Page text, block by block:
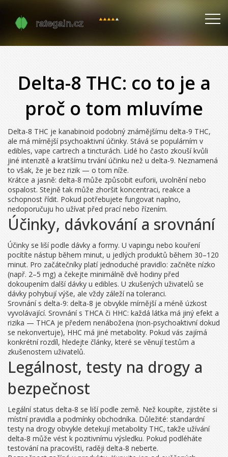
Delta-8 THC: co to je a
proč o tom mluvíme
Delta-8 THC je kanabinoid podobný známějšímu delta-9 THC,
ale má mírnější psychoaktivní účinky. Stává se populárním v
edibles, vape cartrech a tincturách. Lidé ho často zkouší kvůli
jiné intenzitě a kratšímu trvání účinku než u delta-9. Neznamená
to však, že je bez rizik — o tom níže.
Krátce a jasně: delta-8 může způsobit euforii, uvolnění nebo
ospalost. Stejně tak může zhoršit koncentraci, reakce a
schopnost řídit. Pokud potřebujete fungovat naplno,
nedoporučuju ho užívat před prací nebo řízením.
Účinky, dávkování a srovnání
Účinky se liší podle dávky a formy. U vapingu nebo kouření
pocítíte nástup během minut, u jedlých produktů během 30–120
minut. Pro začátečníky platí jednoduché pravidlo: začněte nízko
(např. 2–5 mg) a čekejte minimálně dvě hodiny před
dokoupením další dávky u edibles. U zkušených uživatelů se
dávky pohybují výše, ale vždy záleží na toleranci.
Srovnání s delta-9: delta-8 je obvykle mírnější a méně úzkost
vyvolávající. Srovnání s THCA či HHC: každá látka má jiný efekt a
rizika — THCA je předem nenábožena (non-psychoaktivní dokud
se nekonvertuje), HHC má jiné metabolity. Pokud vás zajímá
konkrétní rozdíl, hledejte články, které se věnují testům a
zkušenostem uživatelů.
Legálnost, testy na drogy a
bezpečnost
Legální status delta-8 se liší podle země. Než koupíte, zjistěte si
místní pravidla a podmínky obchodníka. Důležité: standardní
testy na drogy obvykle detekují metabolity THC, takže užívání
delta-8 může vést k pozitivnímu výsledku. Pokud podléháte
testování na pracovišti, raději delta-8 neberte.